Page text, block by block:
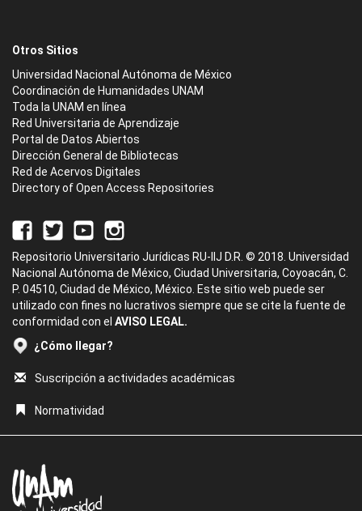
Otros Sitios
Universidad Nacional Autónoma de México
Coordinación de Humanidades UNAM
Toda la UNAM en línea
Red Universitaria de Aprendizaje
Portal de Datos Abiertos
Dirección General de Bibliotecas
Red de Acervos Digitales
Directory of Open Access Repositories
Repositorio Universitario Jurídicas RU-IIJ D.R. © 2018. Universidad
Nacional Autónoma de México, Ciudad Universitaria, Coyoacán, C.
P. 04510, Ciudad de México, México. Este sitio web puede ser
utilizado con fines no lucrativos siempre que se cite la fuente de
conformidad con el AVISO LEGAL.
¿Cómo llegar?
Suscripción a actividades académicas
Normatividad